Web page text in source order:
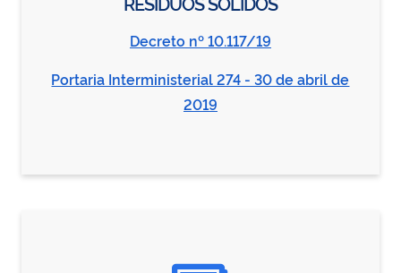
Decreto nº 10.117/19
Portaria Interministerial 274 - 30 de abril de
2019